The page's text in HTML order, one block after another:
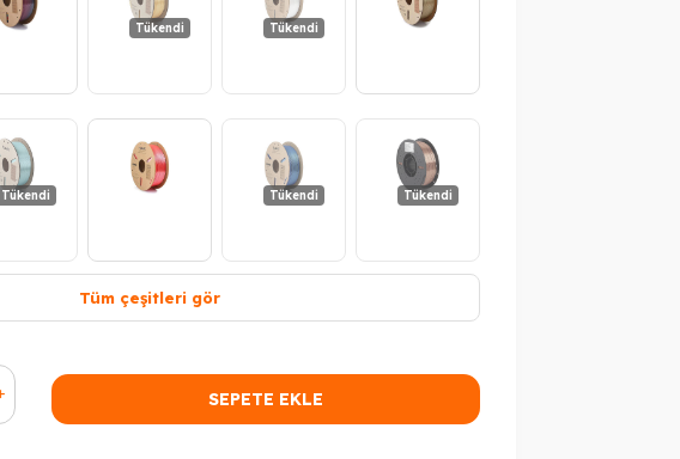
Tükendi Tükendi
Tükendi Tükendi Tükendi
Tükendi
Tüm çeşitleri gör
SEPETE EKLE